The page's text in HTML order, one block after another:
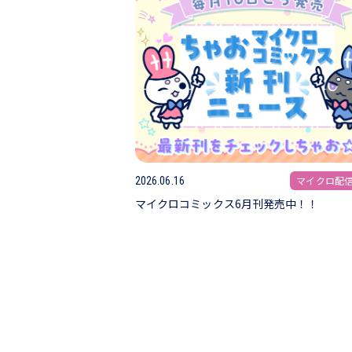
2026.06.16 マイクロ配
マイクロコミックス6月刊発売中！！